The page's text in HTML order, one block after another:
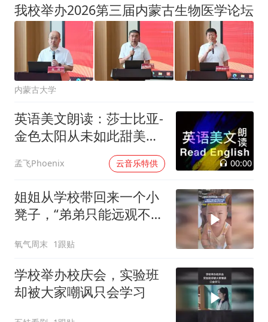
我校举办2026第三届内蒙古生物医学论坛
内蒙古大学
英语美文朗读：莎士比亚-
金色太阳从未如此甜美吻
孟飞Phoenix 云音乐特供 00:00
姐姐从学校带回来一个小
凳子，“弟弟只能远观不能
立马让座”
氧气周末 1跟贴
学校举办校庆会，实验班
却被大家嘲讽只会学习